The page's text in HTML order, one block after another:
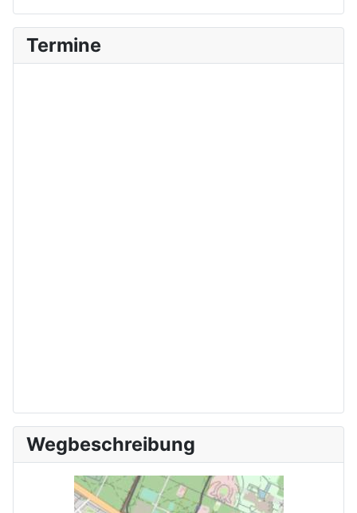
Termine
Wegbeschreibung